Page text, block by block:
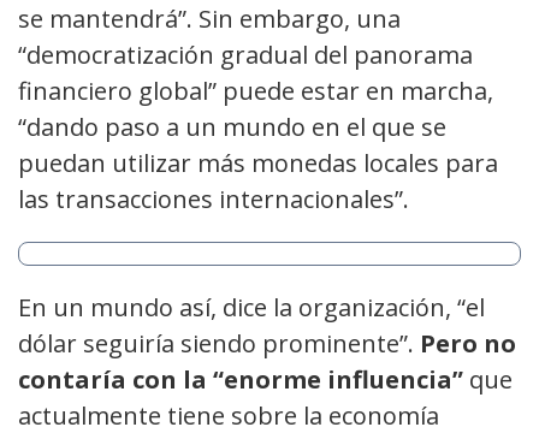
se mantendrá”. Sin embargo, una
“democratización gradual del panorama
financiero global” puede estar en marcha,
“dando paso a un mundo en el que se
puedan utilizar más monedas locales para
las transacciones internacionales”.
En un mundo así, dice la organización, “el
dólar seguiría siendo prominente”. Pero no
contaría con la “enorme influencia” que
actualmente tiene sobre la economía